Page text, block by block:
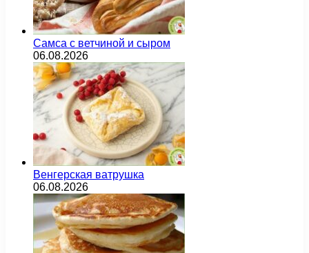
Самса с ветчиной и сыром
06.08.2026
Венгерская ватрушка
06.08.2026